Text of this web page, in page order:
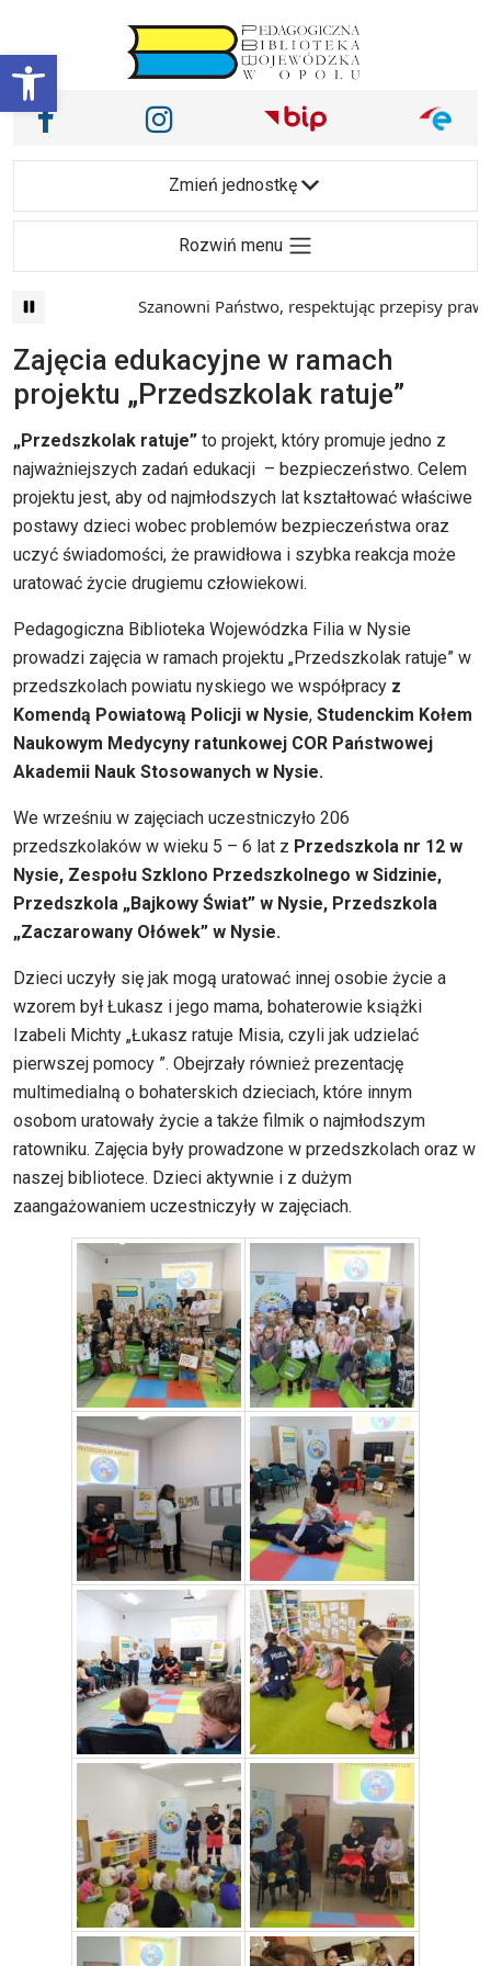
Otwórz pasek narzędzi
Main Navigation
Nasze media społecznościowe i inne
Facebook Instagram
Zmień jednostkę
Rozwiń menu
Szanowni Państwo, respektując przepisy prawa i
Zajęcia edukacyjne w ramach
projektu „Przedszkolak ratuje”
„Przedszkolak ratuje” to projekt, który promuje jedno z
najważniejszych zadań edukacji – bezpieczeństwo. Celem
projektu jest, aby od najmłodszych lat kształtować właściwe
postawy dzieci wobec problemów bezpieczeństwa oraz
uczyć świadomości, że prawidłowa i szybka reakcja może
uratować życie drugiemu człowiekowi.
Pedagogiczna Biblioteka Wojewódzka Filia w Nysie
prowadzi zajęcia w ramach projektu „Przedszkolak ratuje” w
przedszkolach powiatu nyskiego we współpracy z
Komendą Powiatową Policji w Nysie, Studenckim Kołem
Naukowym Medycyny ratunkowej COR Państwowej
Akademii Nauk Stosowanych w Nysie.
We wrześniu w zajęciach uczestniczyło 206
przedszkolaków w wieku 5 – 6 lat z Przedszkola nr 12 w
Nysie, Zespołu Szklono Przedszkolnego w Sidzinie,
Przedszkola „Bajkowy Świat” w Nysie, Przedszkola
„Zaczarowany Ołówek” w Nysie.
Dzieci uczyły się jak mogą uratować innej osobie życie a
wzorem był Łukasz i jego mama, bohaterowie książki
Izabeli Michty „Łukasz ratuje Misia, czyli jak udzielać
pierwszej pomocy ”. Obejrzały również prezentację
multimedialną o bohaterskich dzieciach, które innym
osobom uratowały życie a także filmik o najmłodszym
ratowniku. Zajęcia były prowadzone w przedszkolach oraz w
naszej bibliotece. Dzieci aktywnie i z dużym
zaangażowaniem uczestniczyły w zajęciach.